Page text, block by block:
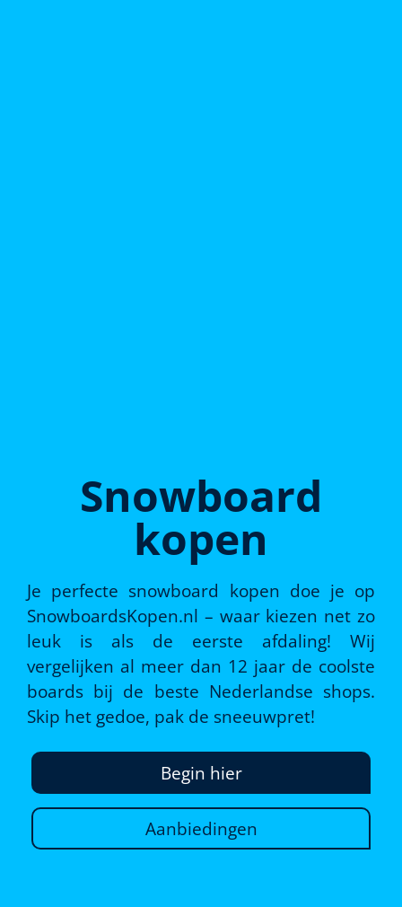
Snowboard
kopen
Je perfecte snowboard kopen doe je op
SnowboardsKopen.nl – waar kiezen net zo
leuk is als de eerste afdaling! Wij
vergelijken al meer dan 12 jaar de coolste
boards bij de beste Nederlandse shops.
Skip het gedoe, pak de sneeuwpret!
Begin hier
Aanbiedingen